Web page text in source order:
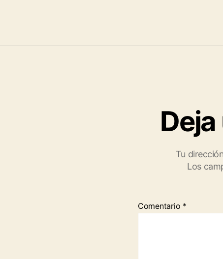
Tu
Los
Comentario *